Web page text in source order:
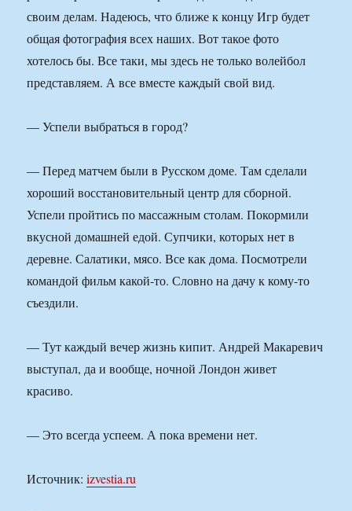
своим делам. Надеюсь, что ближе к концу Игр будет
общая фотография всех наших. Вот такое фото
хотелось бы. Все таки, мы здесь не только волейбол
представляем. А все вместе каждый свой вид.
— Успели выбраться в город?
— Перед матчем были в Русском доме. Там сделали
хороший восстановительный центр для сборной.
Успели пройтись по массажным столам. Покормили
вкусной домашней едой. Супчики, которых нет в
деревне. Салатики, мясо. Все как дома. Посмотрели
командой фильм какой-то. Словно на дачу к кому-то
съездили.
— Тут каждый вечер жизнь кипит. Андрей Макаревич
выступал, да и вообще, ночной Лондон живет
красиво.
— Это всегда успеем. А пока времени нет.
Источник:izvestia.ru